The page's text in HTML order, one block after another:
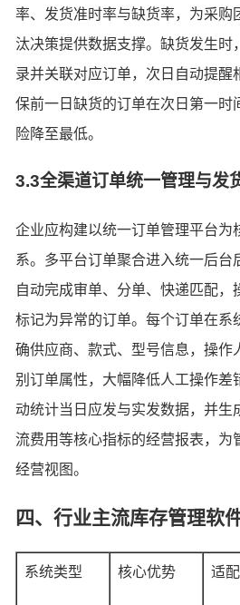
率、发货准时率与缺货率，为采购
汰决策提供数据支撑。缺货发生时
录并关联对应订单，次日自动提醒
保前一日缺货的订单在次日第一时
险降至最低。
3.3全渠道订单统一管理与发
企业应构建以统一订单管理平台为
系。多平台订单聚合进入统一后台
自动完成审单、分单、快递匹配，
标记为异常的订单。每个订单在系
确供应商、款式、型号信息，操作
别订单属性，大幅降低人工操作差
动统计当日应发与实发数据，并生
流费用等核心指标的经营报表，为
经营视图。
四、行业主流库存管理软
系统类型 核心优势 适